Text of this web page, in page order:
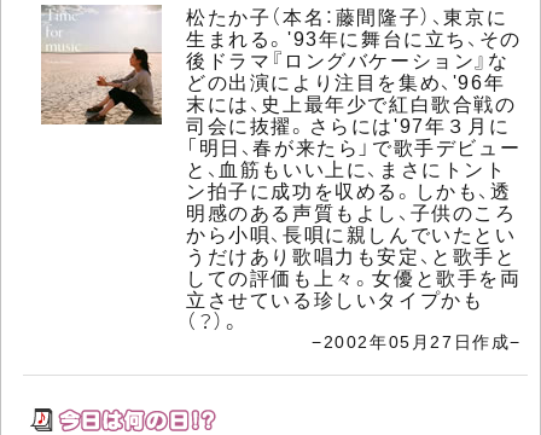
松たか子（本名：藤間隆子）、東京に
生まれる。'93年に舞台に立ち、その
後ドラマ『ロングバケーション』な
どの出演により注目を集め、'96年
末には、史上最年少で紅白歌合戦の
司会に抜擢。さらには'97年３月に
「明日、春が来たら」で歌手デビュー
と、血筋もいい上に、まさにトント
ン拍子に成功を収める。しかも、透
明感のある声質もよし、子供のころ
から小唄、長唄に親しんでいたとい
うだけあり歌唱力も安定、と歌手と
しての評価も上々。女優と歌手を両
立させている珍しいタイプかも
（？）。
−2002年05月27日作成−